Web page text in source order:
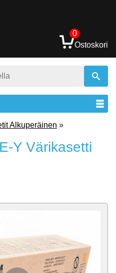
0
Ostoskori
Alkuperäinen »
Y Värikasetti